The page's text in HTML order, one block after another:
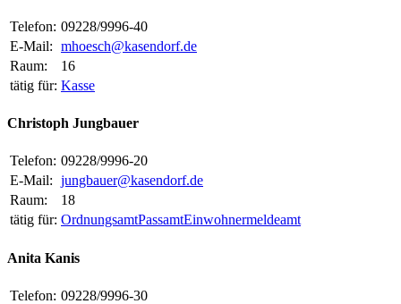
Telefon: 09228/9996-40
E-Mail: mhoesch@kasendorf.de
Raum:
16
tätig für: Kasse
Christoph Jungbauer
Telefon: 09228/9996-20
E-Mail: jungbauer@kasendorf.de
Raum:
18
tätig für: OrdnungsamtPassamtEinwohnermeldeamt
Anita Kanis
Telefon: 09228/9996-30